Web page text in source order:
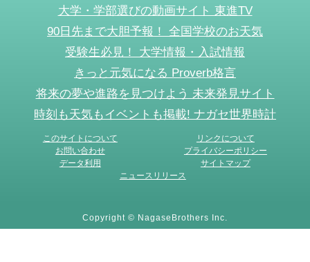
大学・学部選びの動画サイト 東進TV
90日先まで大胆予報！ 全国学校のお天気
受験生必見！ 大学情報・入試情報
きっと元気になる Proverb格言
将来の夢や進路を見つけよう 未来発見サイト
時刻も天気もイベントも掲載! ナガセ世界時計
このサイトについて
リンクについて
お問い合わせ
プライバシーポリシー
データ利用
サイトマップ
ニュースリリース
Copyright © NagaseBrothers Inc.